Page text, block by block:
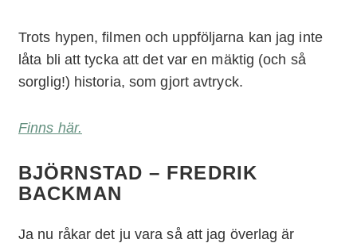
Trots hypen, filmen och uppföljarna kan jag inte
låta bli att tycka att det var en mäktig (och så
sorglig!) historia, som gjort avtryck.
Finns här.
BJÖRNSTAD – FREDRIK
BACKMAN
Ja nu råkar det ju vara så att jag överlag är